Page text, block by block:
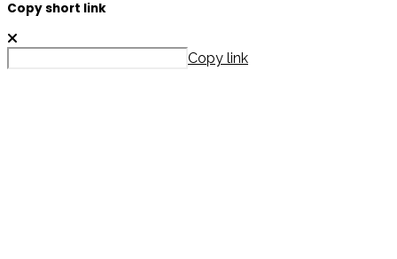
Copy short link
Copy link